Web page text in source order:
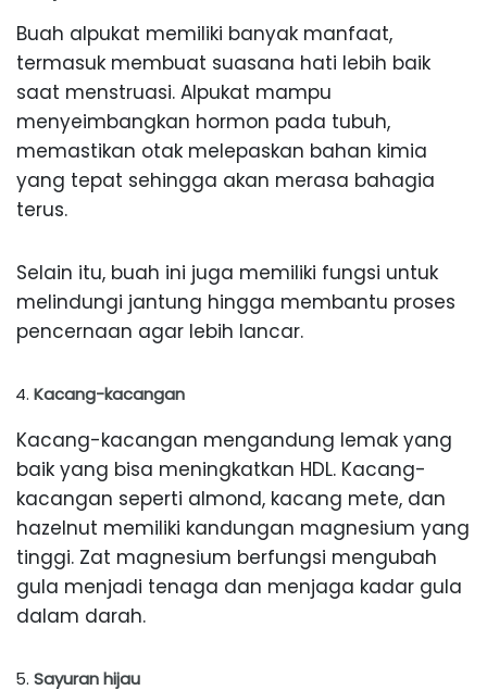
Buah alpukat memiliki banyak manfaat,
termasuk membuat suasana hati lebih baik
saat menstruasi. Alpukat mampu
menyeimbangkan hormon pada tubuh,
memastikan otak melepaskan bahan kimia
yang tepat sehingga akan merasa bahagia
terus.
Selain itu, buah ini juga memiliki fungsi untuk
melindungi jantung hingga membantu proses
pencernaan agar lebih lancar.
Kacang-kacangan
Kacang-kacangan mengandung lemak yang
baik yang bisa meningkatkan HDL. Kacang-
kacangan seperti almond, kacang mete, dan
hazelnut memiliki kandungan magnesium yang
tinggi. Zat magnesium berfungsi mengubah
gula menjadi tenaga dan menjaga kadar gula
dalam darah.
Sayuran hijau